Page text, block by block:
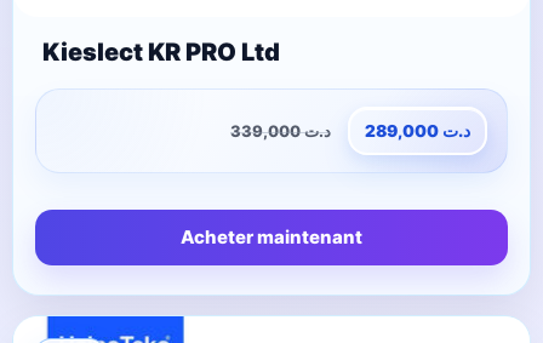
Kieslect KR PRO Ltd
د.ت339,000 د.ت
Acheter maintenant